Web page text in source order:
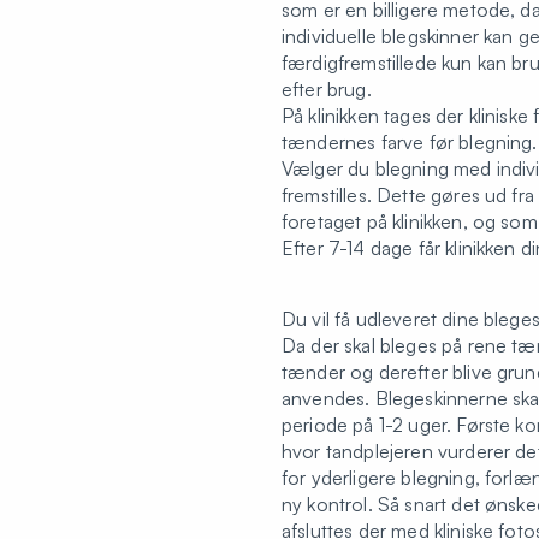
som er en billigere metode,
individuelle blegskinner kan
færdigfremstillede kun kan
efter brug.
På klinikken tages der
tændernes farve før blegning.
Vælger du blegning med
fremstilles. Dette gøres ud
foretaget på klinikken, og
Efter 7-14 dage får klinikken
Du vil få udleveret dine
Da der skal bleges på rene
tænder og derefter blive
anvendes. Blegeskinnerne
periode på 1-2 uger. Første
hvor tandplejeren vurderer
for yderligere blegning,
ny kontrol. Så snart det
afsluttes der med kliniske